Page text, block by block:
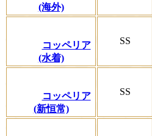
(海外)
コッペリア
(水着)
SS
コッペリア
(新恒常)
SS